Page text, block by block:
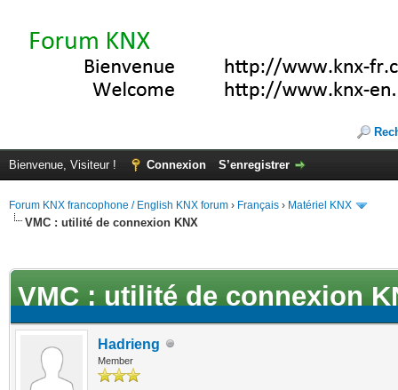
Bienvenue, Visiteur ! Connexion S’enregistrer
Forum KNX francophone / English KNX forum › Français › Matériel KNX
VMC : utilité de connexion KNX
VMC : utilité de connexion
Hadrieng
Member